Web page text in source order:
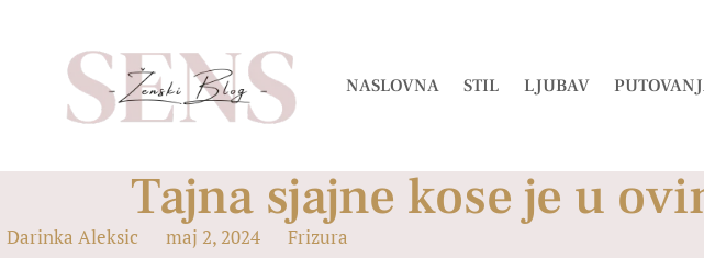
NASLOVNA STIL LJUBAV
Tajna sjajne kose je u
Darinka Aleksic maj 2, 2024 Frizura